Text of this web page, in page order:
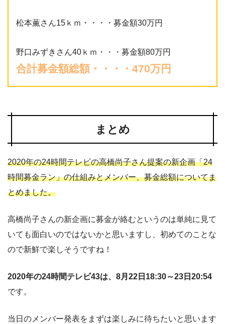
松本薫さん15ｋｍ・・・・募金額30万円
野口みずきさん40ｋｍ・・・募金額80万円
合計募金額総額・・・・470万円
まとめ
2020年の24時間テレビの高橋尚子さん提案の新企画「24
時間募金ラン」の仕組みとメンバー、募金総額についてま
とめました。
高橋尚子さんの新企画に募金が絡むというのは単純に見て
いても面白いのではないかと思いますし、初めてのことな
ので新鮮で楽しそうですね！
2020年の24時間テレビ43は、8月22日18:30～23日20:54
です。
当日のメンバー発表をまずは楽しみに待ちたいと思います